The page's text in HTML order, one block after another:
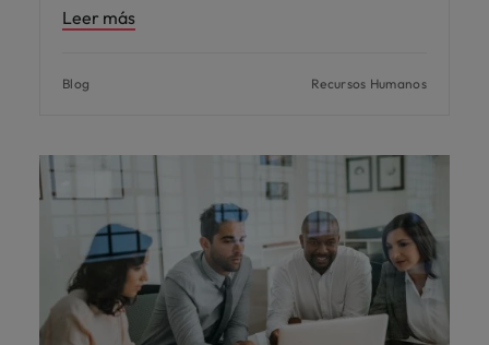
Leer más
Blog Recursos Humanos